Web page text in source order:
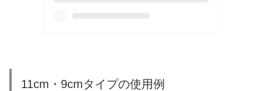
11cm・9cmタイプの使用例